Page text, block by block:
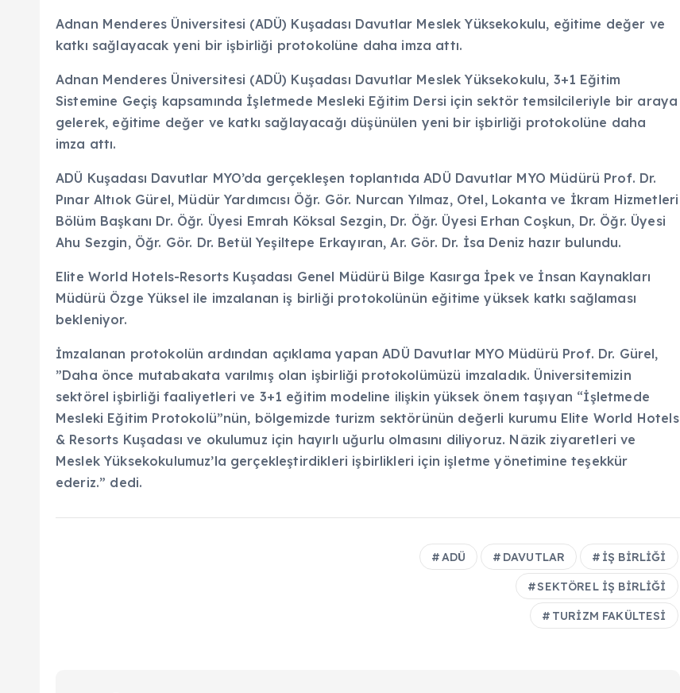
Adnan Menderes Üniversitesi (ADÜ) Kuşadası Davutlar Meslek Yüksekokulu, eğitime değer ve
katkı sağlayacak yeni bir işbirliği protokolüne daha imza attı.
Adnan Menderes Üniversitesi (ADÜ) Kuşadası Davutlar Meslek Yüksekokulu, 3+1 Eğitim
Sistemine Geçiş kapsamında İşletmede Mesleki Eğitim Dersi için sektör temsilcileriyle bir araya
gelerek, eğitime değer ve katkı sağlayacağı düşünülen yeni bir işbirliği protokolüne daha
imza attı.
ADÜ Kuşadası Davutlar MYO’da gerçekleşen toplantıda ADÜ Davutlar MYO Müdürü Prof. Dr.
Pınar Altıok Gürel, Müdür Yardımcısı Öğr. Gör. Nurcan Yılmaz, Otel, Lokanta ve İkram Hizmetleri
Bölüm Başkanı Dr. Öğr. Üyesi Emrah Köksal Sezgin, Dr. Öğr. Üyesi Erhan Coşkun, Dr. Öğr. Üyesi
Ahu Sezgin, Öğr. Gör. Dr. Betül Yeşiltepe Erkayıran, Ar. Gör. Dr. İsa Deniz hazır bulundu.
Elite World Hotels-Resorts Kuşadası Genel Müdürü Bilge Kasırga İpek ve İnsan Kaynakları
Müdürü Özge Yüksel ile imzalanan iş birliği protokolünün eğitime yüksek katkı sağlaması
bekleniyor.
İmzalanan protokolün ardından açıklama yapan ADÜ Davutlar MYO Müdürü Prof. Dr. Gürel,
”Daha önce mutabakata varılmış olan işbirliği protokolümüzü imzaladık. Üniversitemizin
sektörel işbirliği faaliyetleri ve 3+1 eğitim modeline ilişkin yüksek önem taşıyan “İşletmede
Mesleki Eğitim Protokolü”nün, bölgemizde turizm sektörünün değerli kurumu Elite World Hotels
& Resorts Kuşadası ve okulumuz için hayırlı uğurlu olmasını diliyoruz. Nâzik ziyaretleri ve
Meslek Yüksekokulumuz’la gerçekleştirdikleri işbirlikleri için işletme yönetimine teşekkür
ederiz.” dedi.
ADÜ DAVUTLAR İŞ BİRLİĞİ
SEKTÖREL İŞ BİRLİĞİ
TURİZM FAKÜLTESİ